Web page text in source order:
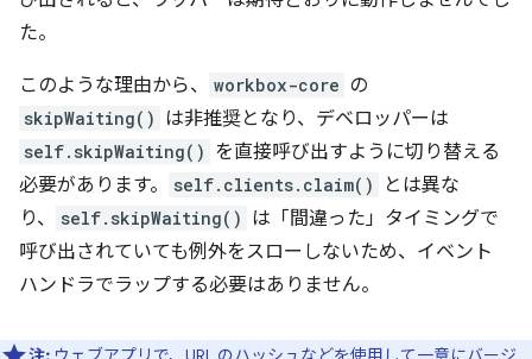
た。
このような理由から、 workbox-core の
skipWaiting() は非推奨となり、デベロッパーは
self.skipWaiting() を直接呼び出すように切り替える
必要があります。
self.clients.claim()
とは異な
り、
self.skipWaiting() は「間違った」タイミングで
呼び出されていても例外をスローしないため、イベント
ハンドラでラップする必要はありません。